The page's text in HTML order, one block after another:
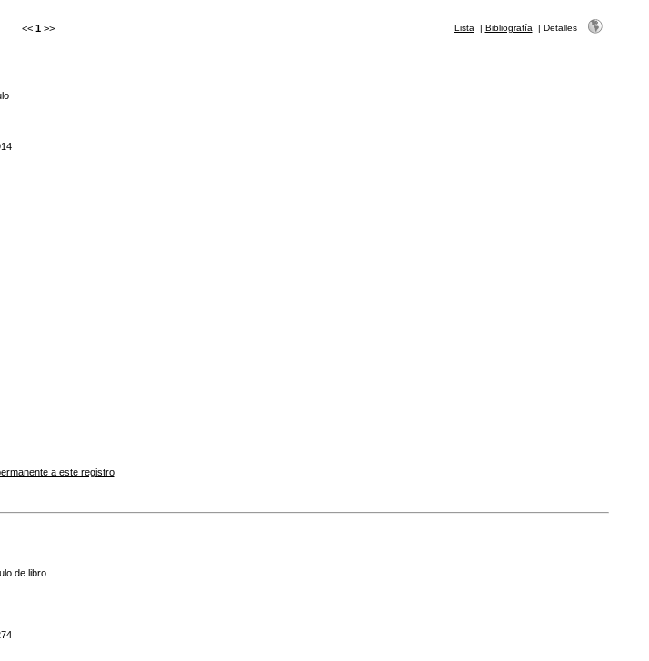
<< 1 >> Lista | Bibliografía | Detalles
a este registro
de libro